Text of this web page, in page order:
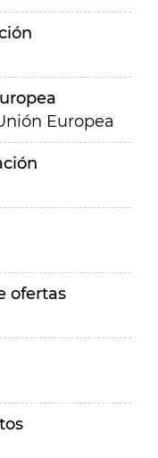
Europea
ofertas